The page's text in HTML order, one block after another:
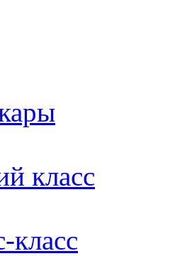
класс
класс